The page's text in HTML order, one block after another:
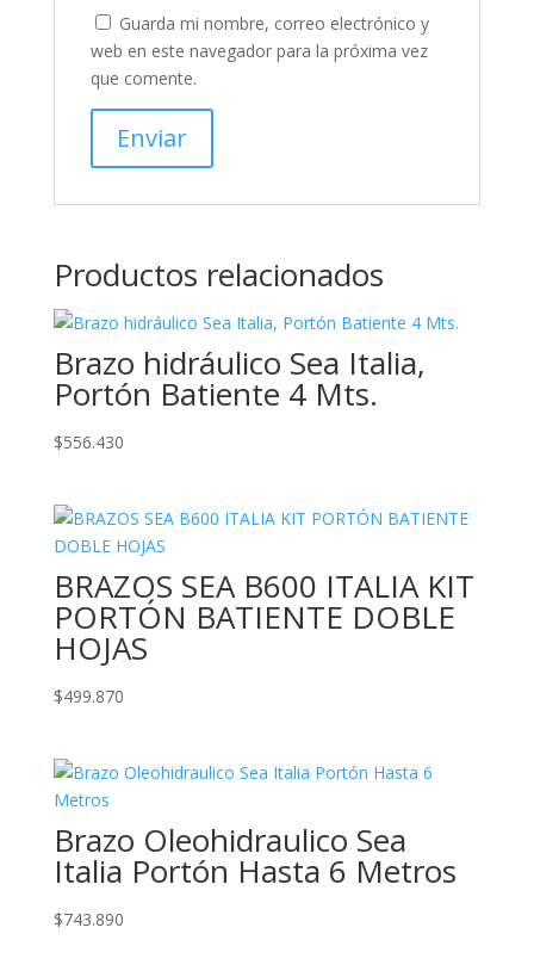
Guarda mi nombre, correo electrónico y
web en este navegador para la próxima vez
que comente.
Productos relacionados
Brazo hidráulico Sea Italia,
Portón Batiente 4 Mts.
$556.430
BRAZOS SEA B600 ITALIA KIT
PORTÓN BATIENTE DOBLE
HOJAS
$499.870
Brazo Oleohidraulico Sea
Italia Portón Hasta 6 Metros
$743.890